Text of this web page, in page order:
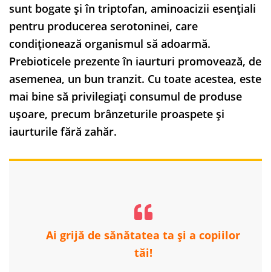
sunt bogate și în triptofan, aminoacizii esențiali
pentru producerea serotoninei, care
condiționează organismul să adoarmă.
Prebioticele prezente în iaurturi promovează, de
asemenea, un bun tranzit. Cu toate acestea, este
mai bine să privilegiați consumul de produse
ușoare, precum brânzeturile proaspete și
iaurturile fără zahăr.
Ai grijă de sănătatea ta și a copiilor
tăi!